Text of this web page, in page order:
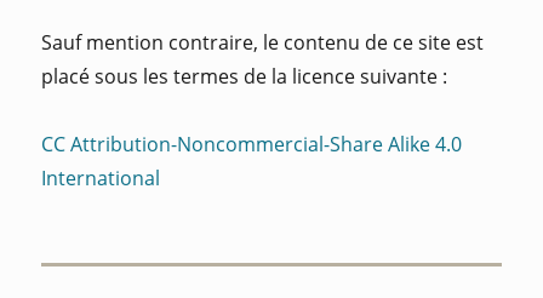
Sauf mention contraire, le contenu de ce site est
placé sous les termes de la licence suivante :
CC Attribution-Noncommercial-Share Alike 4.0
International